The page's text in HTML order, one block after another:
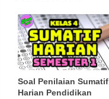
Soal Penilaian Sumatif
Harian Pendidikan